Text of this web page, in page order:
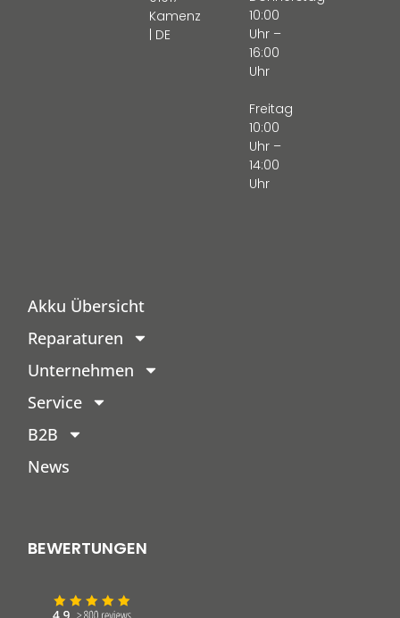
Kamenz
| DE
10:00
Uhr –
16:00
Uhr
Freitag
10:00
Uhr –
14:00
Uhr
Akku Übersicht
Reparaturen
Unternehmen
Service
B2B
News
BEWERTUNGEN